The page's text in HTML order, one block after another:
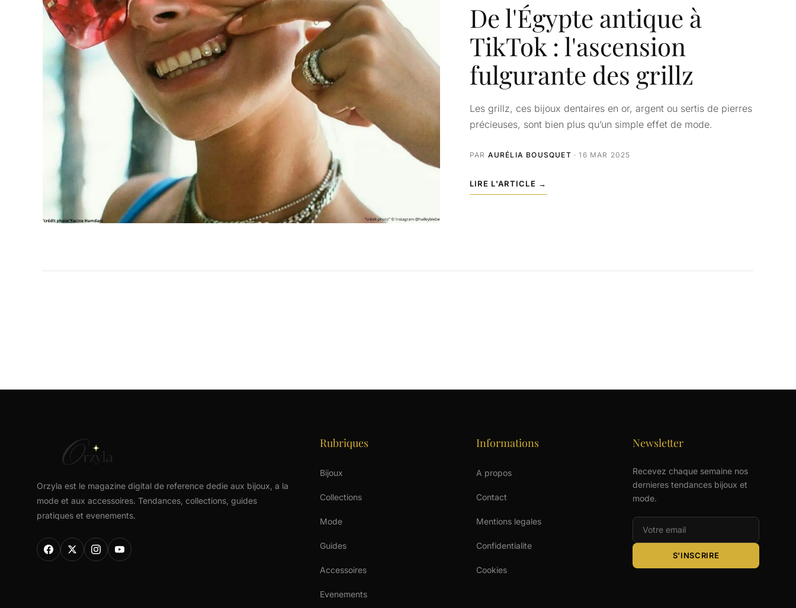
De l'Égypte antique à
TikTok : l'ascension
fulgurante des grillz
Les grillz, ces bijoux dentaires en or, argent ou sertis de pierres
précieuses, sont bien plus qu’un simple effet de mode.
PAR AURÉLIA BOUSQUET · 16 MAR 2025
LIRE L'ARTICLE →
Orzyla est le magazine digital de reference dedie aux bijoux, a la
mode et aux accessoires. Tendances, collections, guides
pratiques et evenements.
Rubriques
Bijoux
Collections
Mode
Guides
Accessoires
Evenements
Informations
A propos
Contact
Mentions legales
Confidentialite
Cookies
Newsletter
Recevez chaque semaine nos
dernieres tendances bijoux et
mode.
S'INSCRIRE